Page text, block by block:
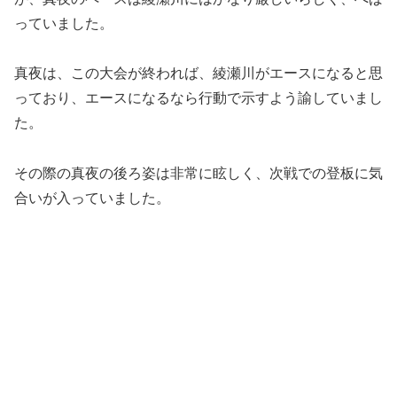
っていました。
真夜は、この大会が終われば、綾瀬川がエースになると思
っており、エースになるなら行動で示すよう諭していまし
た。
その際の真夜の後ろ姿は非常に眩しく、次戦での登板に気
合いが入っていました。